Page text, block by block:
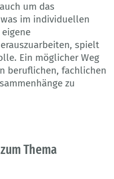
um das
im individuellen
spielt
Ein möglicher Weg
beruflichen, fachlichen
zu
Thema